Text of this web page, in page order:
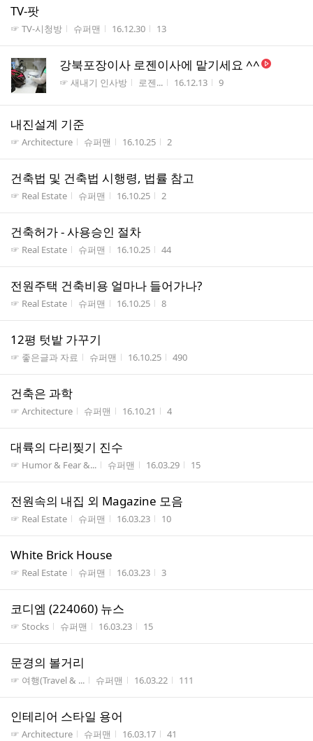
TV-팟
게시판명
☞ TV-시청방 작성자
슈퍼맨 작성시간
16.12.30 조회수
13
강북포장이사 로젠이사에 맡기세요 ^^
게시판명
☞ 새내기 인사방 작성자
로젠... 작성시간
16.12.13 조회수
9
내진설계 기준
게시판명
☞ Architecture 작성자
슈퍼맨 작성시간
16.10.25 조회수
2
건축법 및 건축법 시행령, 법률 참고
게시판명
☞ Real Estate 작성자
슈퍼맨 작성시간
16.10.25 조회수
2
건축허가 - 사용승인 절차
게시판명
☞ Real Estate 작성자
슈퍼맨 작성시간
16.10.25 조회수
44
전원주택 건축비용 얼마나 들어가나?
게시판명
☞ Real Estate 작성자
슈퍼맨 작성시간
16.10.25 조회수
8
12평 텃밭 가꾸기
게시판명
☞ 좋은글과 자료 작성자
슈퍼맨 작성시간
16.10.25 조회수
490
건축은 과학
게시판명
☞ Architecture 작성자
슈퍼맨 작성시간
16.10.21 조회수
4
대륙의 다리찢기 진수
게시판명
☞ Humor & Fear &... 작성자
슈퍼맨 작성시간
16.03.29 조회수
15
전원속의 내집 외 Magazine 모음
게시판명
☞ Real Estate 작성자
슈퍼맨 작성시간
16.03.23 조회수
10
White Brick House
게시판명
☞ Real Estate 작성자
슈퍼맨 작성시간
16.03.23 조회수
3
코디엠 (224060) 뉴스
게시판명
☞ Stocks 작성자
슈퍼맨 작성시간
16.03.23 조회수
15
문경의 볼거리
게시판명
☞ 여행(Travel & ... 작성자
슈퍼맨 작성시간
16.03.22 조회수
111
인테리어 스타일 용어
게시판명
☞ Architecture 작성자
슈퍼맨 작성시간
16.03.17 조회수
41